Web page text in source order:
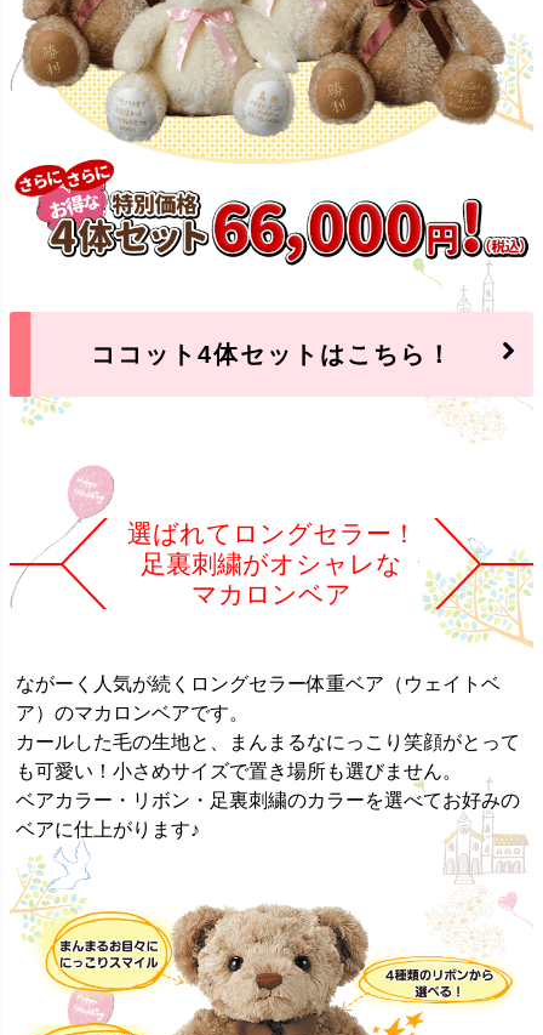
ココット4体セットはこちら！
選ばれてロングセラー！
足裏刺繍がオシャレな
マカロンベア
ながーく人気が続くロングセラー体重ベア（ウェイトベ
ア）のマカロンベアです。
カールした毛の生地と、まんまるなにっこり笑顔がとって
も可愛い！小さめサイズで置き場所も選びません。
ベアカラー・リボン・足裏刺繍のカラーを選べてお好みの
ベアに仕上がります♪